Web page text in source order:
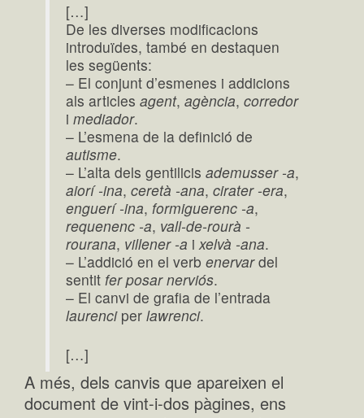
[…]
De les diverses modificacions
introduïdes, també en destaquen
les següents:
– El conjunt d’esmenes i addicions
als articlesagent,agència,corredor
imediador.
– L’esmena de la definició de
autisme.
– L’alta dels gentilicis ademusser -a,
aiorí -ina,ceretà -ana,cirater -era,
enguerí -ina,formiguerenc -a,
requenenc -a, vall-de-rourà -
rourana, villener -a ixelvà -ana.
– L’addició en el verbenervardel
sentitfer posar nerviós.
– El canvi de grafia de l’entrada
laurenciper lawrenci.
[…]
A més, dels canvis que apareixen el
document de vint-i-dos pàgines, ens